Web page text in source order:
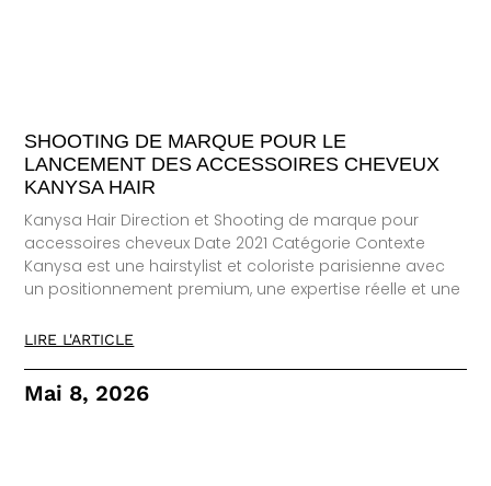
SHOOTING DE MARQUE POUR LE
LANCEMENT DES ACCESSOIRES CHEVEUX
KANYSA HAIR
Kanysa Hair Direction et Shooting de marque pour
accessoires cheveux Date 2021 Catégorie Contexte
Kanysa est une hairstylist et coloriste parisienne avec
un positionnement premium, une expertise réelle et une
LIRE L'ARTICLE
Mai 8, 2026